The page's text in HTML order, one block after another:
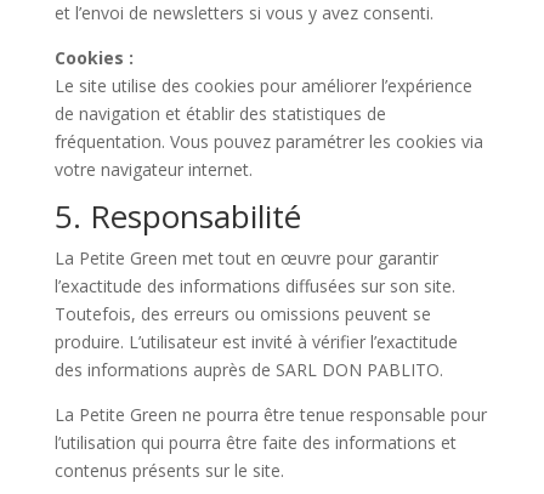
et l’envoi de newsletters si vous y avez consenti.
Cookies :
Le site utilise des cookies pour améliorer l’expérience
de navigation et établir des statistiques de
fréquentation. Vous pouvez paramétrer les cookies via
votre navigateur internet.
5. Responsabilité
La Petite Green met tout en œuvre pour garantir
l’exactitude des informations diffusées sur son site.
Toutefois, des erreurs ou omissions peuvent se
produire. L’utilisateur est invité à vérifier l’exactitude
des informations auprès de SARL DON PABLITO.
La Petite Green ne pourra être tenue responsable pour
l’utilisation qui pourra être faite des informations et
contenus présents sur le site.